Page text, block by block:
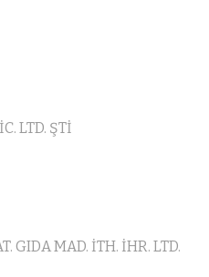
LTD. ŞTİ
GIDA MAD. İTH. İHR. LTD.